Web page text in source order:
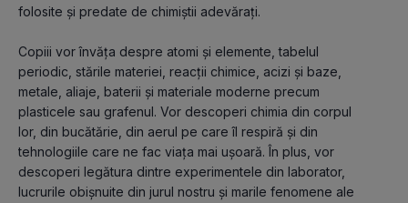
folosite și predate de chimiștii adevărați.
Copiii vor învăța despre atomi și elemente, tabelul
periodic, stările materiei, reacții chimice, acizi și baze,
metale, aliaje, baterii și materiale moderne precum
plasticele sau grafenul. Vor descoperi chimia din corpul
lor, din bucătărie, din aerul pe care îl respiră și din
tehnologiile care ne fac viața mai ușoară. În plus, vor
descoperi legătura dintre experimentele din laborator,
lucrurile obișnuite din jurul nostru și marile fenomene ale